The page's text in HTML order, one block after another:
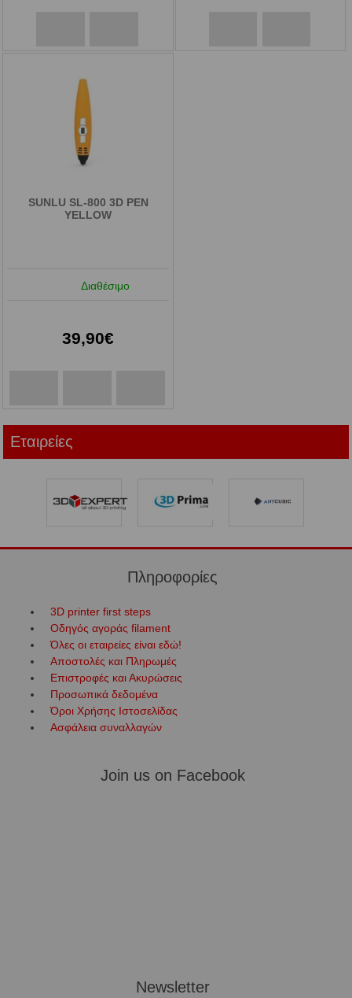
SUNLU SL-800 3D PEN
YELLOW
Διαθέσιμο
39,90€
Εταιρείες
Πληροφορίες
3D printer first steps
Οδηγός αγοράς filament
Όλες οι εταιρείες είναι εδώ!
Αποστολές και Πληρωμές
Επιστροφές και Ακυρώσεις
Προσωπικά δεδομένα
Όροι Χρήσης Ιστοσελίδας
Ασφάλεια συναλλαγών
Join us on Facebook
Newsletter